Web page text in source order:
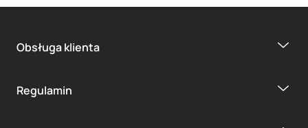
Obsługa klienta
Regulamin